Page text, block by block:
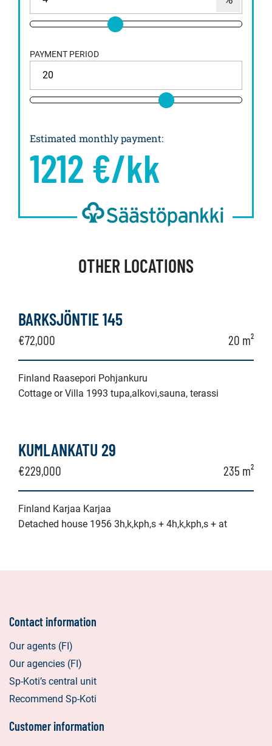
PAYMENT PERIOD
Estimated monthly payment:
1212 €/kk
OTHER LOCATIONS
BARKSJÖNTIE 145
€72,000 20 m²
Finland Raasepori Pohjankuru
Cottage or Villa 1993 tupa,alkovi,sauna, terassi
KUMLANKATU 29
€229,000 235 m²
Finland Karjaa Karjaa
Detached house 1956 3h,k,kph,s + 4h,k,kph,s + at
Contact information
Our agents (FI)
Our agencies (FI)
Sp-Koti’s central unit
Recommend Sp-Koti
Customer information